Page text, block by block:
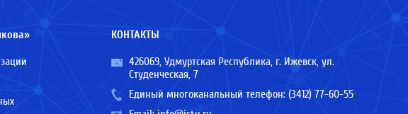
КОНТАКТЫ
426069, Удмуртская Республика, г. Ижевск, ул.
Студенческая, 7
Единый многоканальный телефон: (3412) 77-60-55